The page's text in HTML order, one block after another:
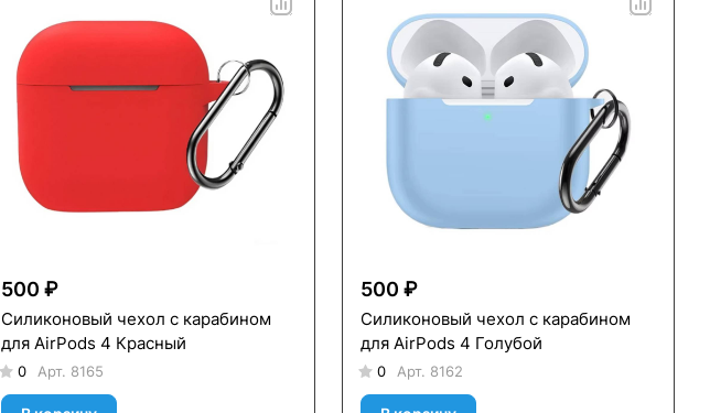
500 ₽
Силиконовый чехол c карабином
для AirPods 4 Красный
0 Арт. 8165
500 ₽
Силиконовый чехол c карабином
для AirPods 4 Голубой
0 Арт. 8162